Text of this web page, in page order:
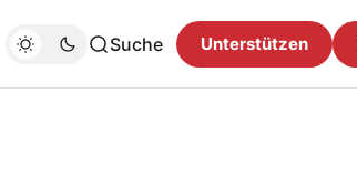
Suche Unterstützen